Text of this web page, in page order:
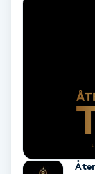
Funktionsanalys